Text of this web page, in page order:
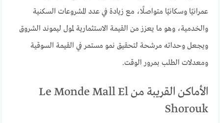
عمرانيًا وسكانيًا متواصلًا، مع زيادة في عدد المشروعات السكنية
والخدمية، وهو ما يعزز من القيمة الاستثمارية لمول ليموند الشروق
ويجعل وحداته مرشحة لتحقيق نمو مستمر في القيمة السوقية
ومعدلات الطلب بمرور الوقت.
الأماكن القريبة من Le Monde Mall El
Shorouk